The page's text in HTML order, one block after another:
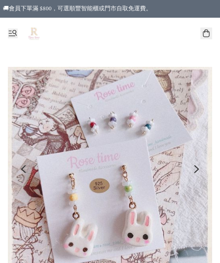
🚚會員下單滿 $800，可選順豐智能櫃或門市自取免運費。